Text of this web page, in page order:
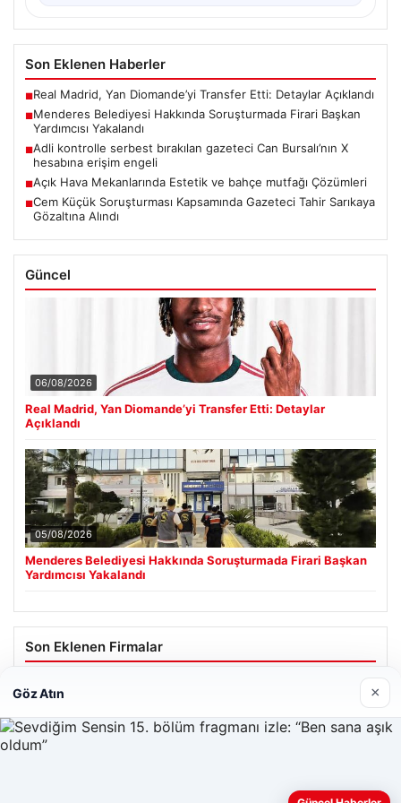
Son Eklenen Haberler
■Real Madrid, Yan Diomande’yi Transfer Etti: Detaylar Açıklandı
■Menderes Belediyesi Hakkında Soruşturmada Firari Başkan
Yardımcısı Yakalandı
■Adli kontrolle serbest bırakılan gazeteci Can Bursalı’nın X
hesabına erişim engeli
■Açık Hava Mekanlarında Estetik ve bahçe mutfağı Çözümleri
■Cem Küçük Soruşturması Kapsamında Gazeteci Tahir Sarıkaya
Gözaltına Alındı
Güncel
06/08/2026
Real Madrid, Yan Diomande’yi Transfer Etti: Detaylar
Açıklandı
05/08/2026
Menderes Belediyesi Hakkında Soruşturmada Firari Başkan
Yardımcısı Yakalandı
Son Eklenen Firmalar
Hastaş Beton
Göz Atın ×